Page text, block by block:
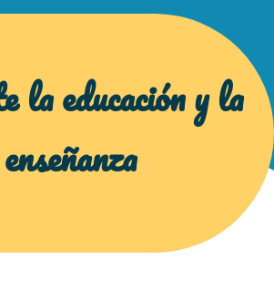
la educación y la
enseñanza